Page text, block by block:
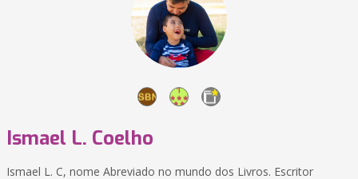
Ismael L. Coelho
Ismael L. C, nome Abreviado no mundo dos Livros. Escritor